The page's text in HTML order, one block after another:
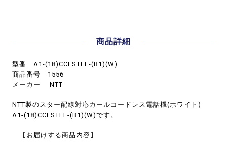
商品詳細
型番 A1-(18)CCLSTEL-(B1)(W)
商品番号 1556
メーカー NTT
NTT製のスター配線対応カールコードレス電話機(ホワイト)
A1-(18)CCLSTEL-(B1)(W)です。
【お届けする商品内容】